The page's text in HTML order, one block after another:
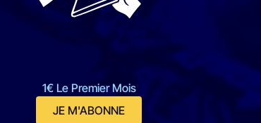
1€ Le Premier Mois
JE M'ABONNE